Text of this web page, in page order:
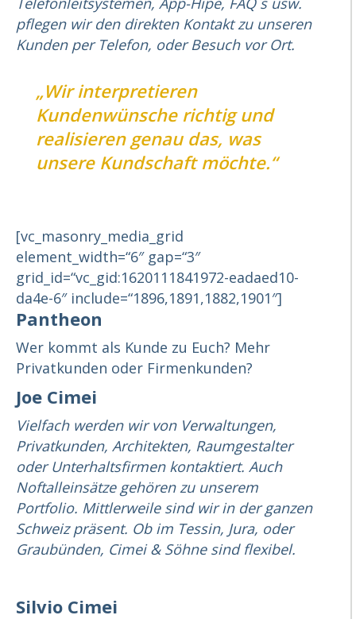
pflegen wir den direkten Kontakt zu unseren
Kunden per Telefon, oder Besuch vor Ort.
„Wir interpretieren
Kundenwünsche richtig und
realisieren genau das, was
unsere Kundschaft möchte.“
[vc_masonry_media_grid
element_width=“6″ gap=“3″
grid_id=“vc_gid:1620111841972-eadaed10-
da4e-6″ include=“1896,1891,1882,1901″]
Pantheon
Wer kommt als Kunde zu Euch? Mehr
Privatkunden oder Firmenkunden?
Joe Cimei
Vielfach werden wir von Verwaltungen,
Privatkunden, Architekten, Raumgestalter
oder Unterhaltsfirmen kontaktiert. Auch
Noftalleinsätze gehören zu unserem
Portfolio. Mittlerweile sind wir in der ganzen
Schweiz präsent. Ob im Tessin, Jura, oder
Graubünden, Cimei & Söhne sind flexibel.
Silvio Cimei